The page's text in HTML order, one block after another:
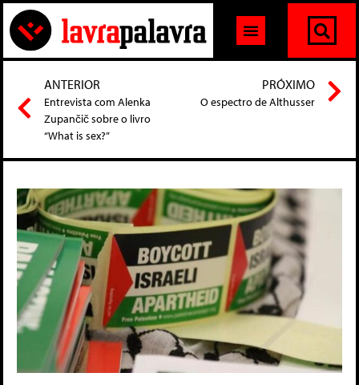
ANTERIOR
Entrevista com Alenka
Zupančič sobre o livro
“What is sex?”
PRÓXIMO
O espectro de Althusser